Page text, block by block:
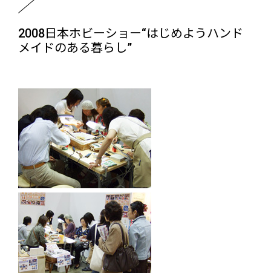
2008日本ホビーショー“はじめようハンド
メイドのある暮らし”